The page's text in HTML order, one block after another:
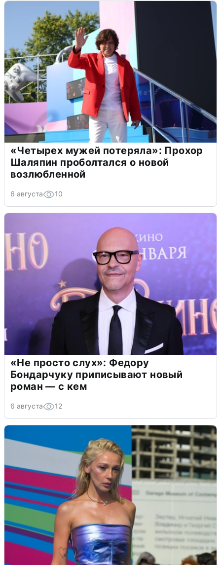
«Четырех мужей потеряла»: Прохор
Шаляпин проболтался о новой
возлюбленной
6 августа 10
«Не просто слух»: Федору
Бондарчуку приписывают новый
роман — с кем
6 августа 12